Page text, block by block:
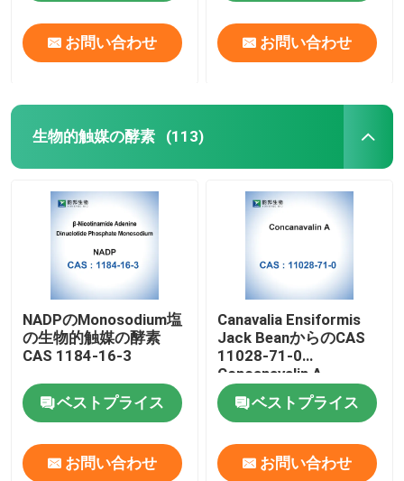
お問い合わせ お問い合わせ
生物的触媒の酵素 (113)
NADPのMonosodium塩
の生物的触媒の酵素
CAS 1184-16-3
ベストプライス
お問い合わせ
Canavalia Ensiformis
Jack BeanからのCAS
11028-71-0
Concanavalin A
ベストプライス
お問い合わせ